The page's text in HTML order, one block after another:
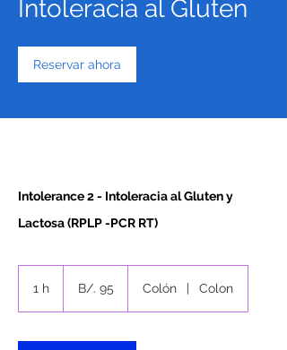
Intoleracia al Gluten
Reservar ahora
Intolerance 2 - Intoleracia al Gluten y
Lactosa (RPLP -PCR RT)
1 h
panameños
B/. 95 Colón | Colon